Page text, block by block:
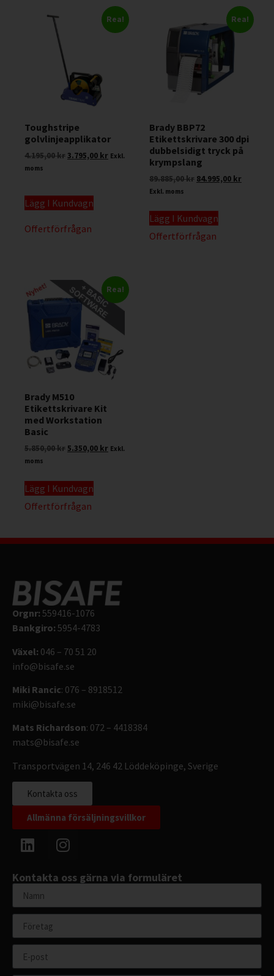
Rea!
Toughstripe
golvlinjeapplikator
4.195,00kr3.795,00 kr Exkl.
moms
Lägg I Kundvagn
Offertförfrågan
Rea!
Brady BBP72
Etikettskrivare 300 dpi
dubbelsidigt tryck på
krympslang
89.885,00kr 84.995,00 kr
Exkl. moms
Lägg I Kundvagn
Offertförfrågan
Rea!
Brady M510
Etikettskrivare Kit
med Workstation
Basic
5.850,00kr5.350,00 kr Exkl.
moms
Lägg I Kundvagn
Offertförfrågan
Orgnr: 559416-1076
Bankgiro: 5954-4783
Växel: 046 – 70 51 20
info@bisafe.se
Miki Rancic: 076 – 8918512
miki@bisafe.se
Mats Richardson: 072 – 4418384
mats@bisafe.se
Transportvägen 14, 246 42 Löddeköpinge, Sverige
Kontakta oss
Allmänna försäljningsvillkor
Kontakta oss gärna via formuläret